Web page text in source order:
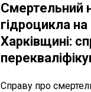
Смертельний
гідроцикла на
Харківщині:
Справу про